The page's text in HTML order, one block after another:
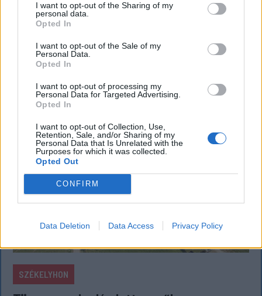
I want to opt-out of the Sharing of my
personal data.
Opted In
I want to opt-out of the Sale of my
Personal Data.
Opted In
I want to opt-out of processing my
Personal Data for Targeted Advertising.
Opted In
I want to opt-out of Collection, Use,
Retention, Sale, and/or Sharing of my
Personal Data that Is Unrelated with the
Purposes for which it was collected.
Opted Out
CONFIRM
Data Deletion Data Access Privacy Policy
16 élvonalbeli klub közül 13 szerencsejáték-ipari
vállalatot jelenít meg mezének legértékesebb
OSK és az FK Csíkszereda is.
SZÉKELYHON